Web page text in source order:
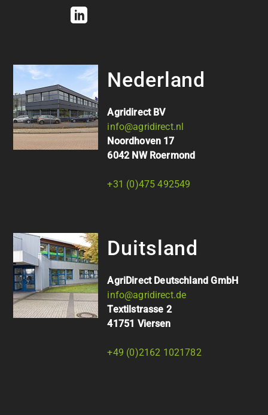
Nederland
Agridirect BV
info@agridirect.nl
Noordhoven 17
6042 NW Roermond
+31 (0)475 492549
Duitsland
AgriDirect Deutschland GmbH
info@agridirect.de
Textilstrasse 2
41751 Viersen
+49 (0)2162 1021782